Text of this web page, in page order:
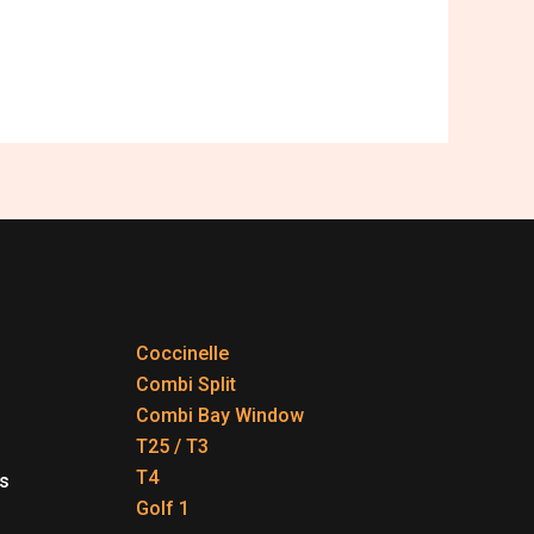
Coccinelle
Combi Split
Combi Bay Window
T25 / T3
T4
Golf 1